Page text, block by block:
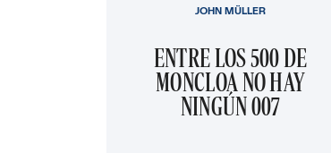
ENTRE LOS 500 DE
MONCLOA NO HAY
NINGÚN 007
JOHN MÜLLER